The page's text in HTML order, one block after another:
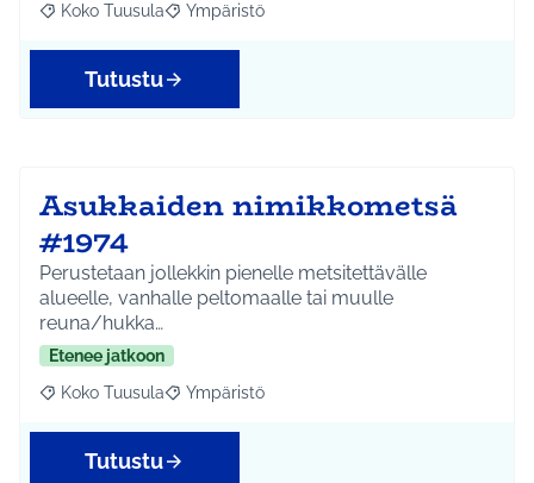
Rajaa tulokset aihepiirin mukaan: Koko Tuusula
Koko Tuusula Rajaa tulokset teeman mukaan: Ympäristö
Ympäristö
Tutustu
Asukkaiden nimikkometsä
#1974
Perustetaan jollekkin pienelle metsitettävälle
alueelle, vanhalle peltomaalle tai muulle
reuna/hukka…
Etenee jatkoon
Rajaa tulokset aihepiirin mukaan: Koko Tuusula
Koko Tuusula Rajaa tulokset teeman mukaan: Ympäristö
Ympäristö
Tutustu